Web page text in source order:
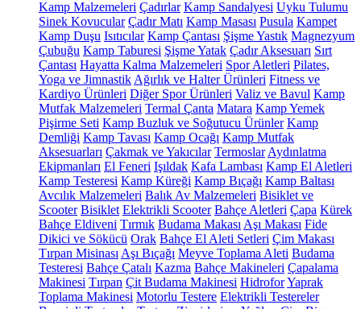
Kamp Malzemeleri Çadırlar Kamp Sandalyesi Uyku Tulumu
Sinek Kovucular Çadır Matı Kamp Masası Pusula Kampet
Kamp Duşu Isıtıcılar Kamp Çantası Şişme Yastık Magnezyum
Çubuğu Kamp Taburesi Şişme Yatak Çadır Aksesuarı Sırt
Çantası Hayatta Kalma Malzemeleri Spor Aletleri Pilates,
Yoga ve Jimnastik Ağırlık ve Halter Ürünleri Fitness ve
Kardiyo Ürünleri Diğer Spor Ürünleri Valiz ve Bavul Kamp
Mutfak Malzemeleri Termal Çanta Matara Kamp Yemek
Pişirme Seti Kamp Buzluk ve Soğutucu Ürünler Kamp
Demliği Kamp Tavası Kamp Ocağı Kamp Mutfak
Aksesuarları Çakmak ve Yakıcılar Termoslar Aydınlatma
Ekipmanları El Feneri Işıldak Kafa Lambası Kamp El Aletleri
Kamp Testeresi Kamp Küreği Kamp Bıçağı Kamp Baltası
Avcılık Malzemeleri Balık Av Malzemeleri Bisiklet ve
Scooter Bisiklet Elektrikli Scooter Bahçe Aletleri Çapa Kürek
Bahçe Eldiveni Tırmık Budama Makası Aşı Makası Fide
Dikici ve Sökücü Orak Bahçe El Aleti Setleri Çim Makası
Tırpan Misinası Aşı Bıçağı Meyve Toplama Aleti Budama
Testeresi Bahçe Çatalı Kazma Bahçe Makineleri Çapalama
Makinesi Tırpan Çit Budama Makinesi HidroforYaprak
Toplama Makinesi Motorlu Testere Elektrikli Testereler